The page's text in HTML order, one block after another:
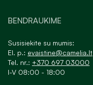
BENDRAUKIME
Susisiekite su mumis:
El. p.: evaistine@camelia.lt
Tel. nr.: +370 697 03000
I-V 08:00 - 18:00